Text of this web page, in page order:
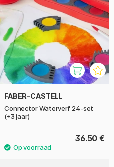
FABER-CASTELL
Connector Waterverf 24-set
(+3 jaar)
36.50 €